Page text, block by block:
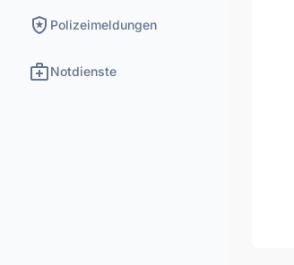
local_police Polizeimeldungen
medical_servicesNotdienste